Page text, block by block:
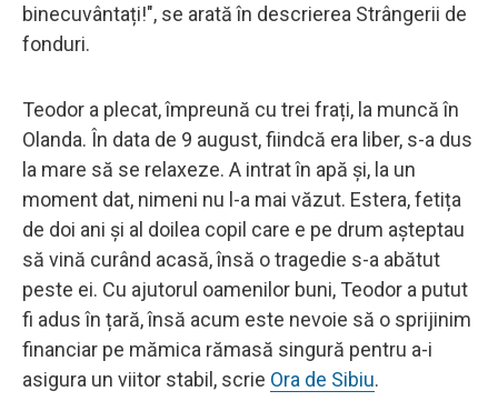
binecuvântați!", se arată în descrierea Strângerii de
fonduri.
Teodor a plecat, împreună cu trei frați, la muncă în
Olanda. În data de 9 august, fiindcă era liber, s-a dus
la mare să se relaxeze. A intrat în apă și, la un
moment dat, nimeni nu l-a mai văzut. Estera, fetița
de doi ani și al doilea copil care e pe drum așteptau
să vină curând acasă, însă o tragedie s-a abătut
peste ei. Cu ajutorul oamenilor buni, Teodor a putut
fi adus în țară, însă acum este nevoie să o sprijinim
financiar pe mămica rămasă singură pentru a-i
asigura un viitor stabil, scrie Ora de Sibiu.